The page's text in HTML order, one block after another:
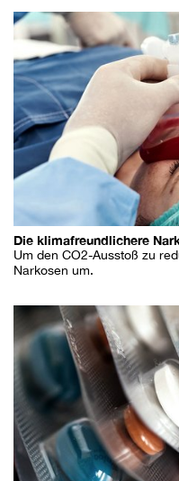
Die klimafreundlichere
Um den CO2-Ausstoß zu
Narkosen um.